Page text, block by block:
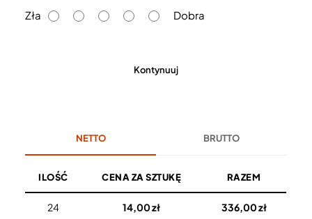
e
Zła
Dobra
Kontynuuj
NETTO BRUTTO
ILOŚĆ CENA ZA SZTUKĘ RAZEM
24 14,00 zł 336,00 zł